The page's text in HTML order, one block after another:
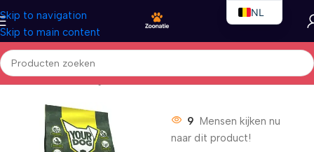
Skip to navigation
Skip to main content
Home/Honden/Droogvoer
9 Mensen kijken nu
naar dit product!
NL